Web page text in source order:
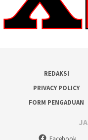
REDAKSI
PRIVACY POLICY
FORM PENGADUAN